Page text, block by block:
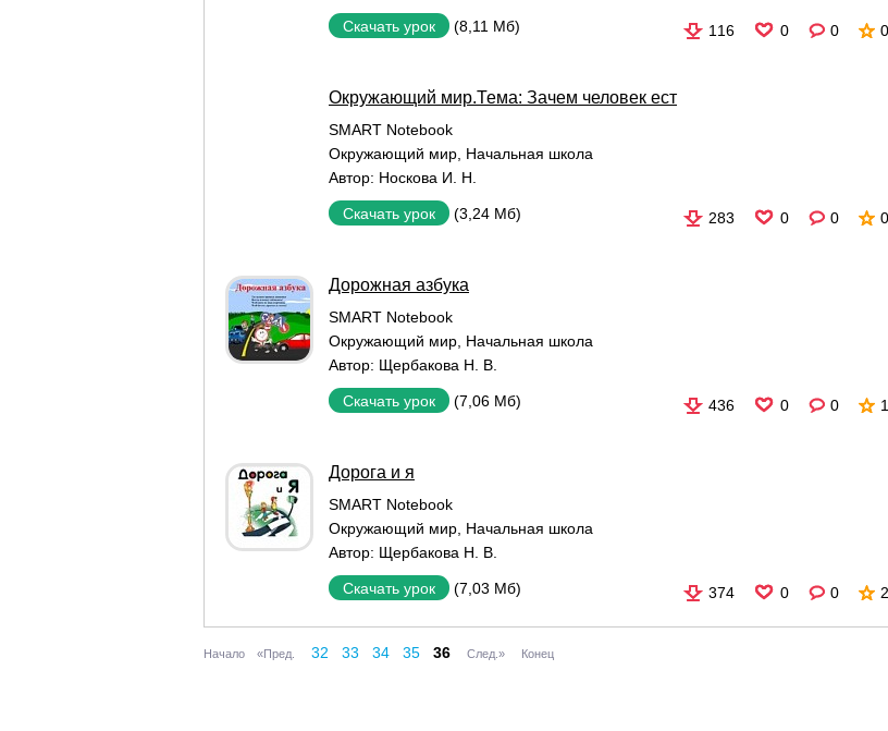
Скачать урок (8,11 Мб) 116 0 0 0
Окружающий мир.Тема: Зачем человек ест
SMART Notebook
Окружающий мир Начальная школа
Автор: Носкова И. Н.
Скачать урок (3,24 Мб) 283 0 0 0
Дорожная азбука
SMART Notebook
Окружающий мир Начальная школа
Автор: Щербакова Н. В.
Скачать урок (7,06 Мб) 436 0 0 1
Дорога и я
SMART Notebook
Окружающий мир Начальная школа
Автор: Щербакова Н. В.
Скачать урок (7,03 Мб) 374 0 0 2
Начало «Пред. 32 33 34 35 36 След.» Конец